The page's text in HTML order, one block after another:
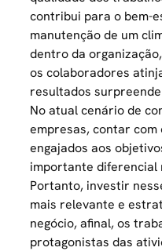
contribui para o bem-
manutenção de um
dentro da
os colaboradores
resultados
No atual cenário de
empresas, contar
engajados aos
importante diferencial
Portanto, investir
mais relevante e
negócio, afinal, os
protagonistas das